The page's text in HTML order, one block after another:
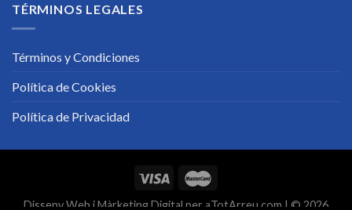
TÉRMINOS LEGALES
Términos y Condiciones
Política de Cookies
Política de Privacidad
Disseny Web iMàrketing Digital per aTotArreu.com | © 2026